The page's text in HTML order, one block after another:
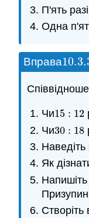
П'ять
Одна
Вправа10.3.
10.3.
Чи15 : 12
15 :12
Чи30 : 18
30 :18
Наведіть
Як